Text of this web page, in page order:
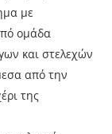
με
ομάδα
και στελεχών
από την
της